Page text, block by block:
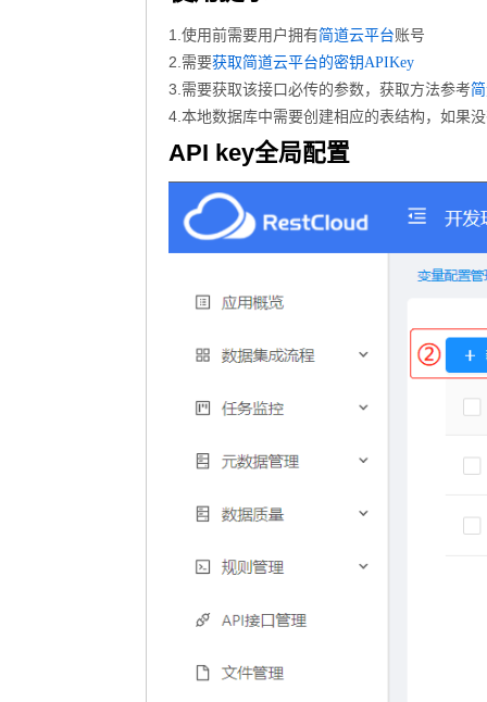
1.使用前需要用户拥有简道云平台账号
2.需要获取简道云平台的密钥APIKey
3.需要获取该接口必传的参数，获取方法参考
4.本地数据库中需要创建相应的表结构，如果
API key全局配置